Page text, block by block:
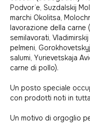
Podvor’e, Suzdalskij
marchi Okolitsa,
lavorazione della carne
semilavorati,
pelmeni,
salumi, Yurievetskaja
carne di pollo).
Un posto speciale
con prodotti noti in
Un motivo di orgoglio